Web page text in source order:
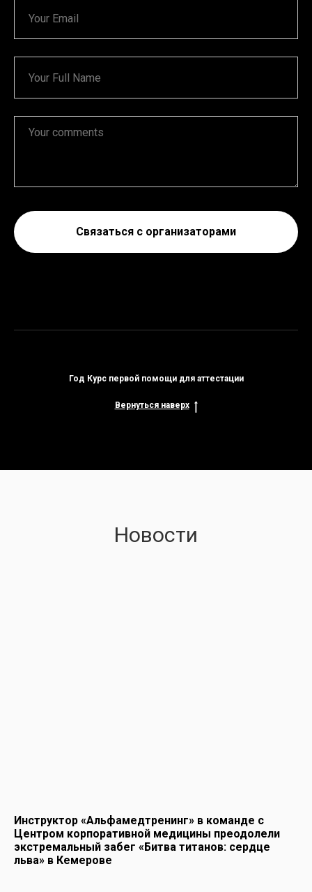
Связаться с организаторами
Год Курс первой помощи для аттестации
Вернуться наверх
Новости
Инструктор «Альфамедтренинг» в команде с
Центром корпоративной медицины преодолели
экстремальный забег «Битва титанов: сердце
льва» в Кемерове